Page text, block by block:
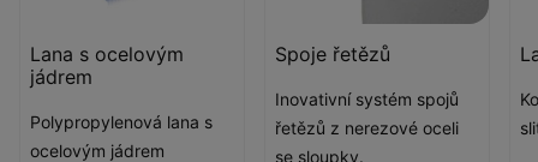
Lana s ocelovým
jádrem
Polypropylenová lana s
ocelovým jádrem
Spoje řetězů
Inovativní systém spojů
řetězů z nerezové oceli
se sloupky.